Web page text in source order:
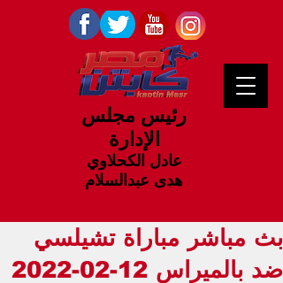
رئيس مجلس
الإدارة
عادل الكحلاوي
هدى عبدالسلام
بث مباشر مباراة تشيلسي
ضد بالميراس 12-02-2022